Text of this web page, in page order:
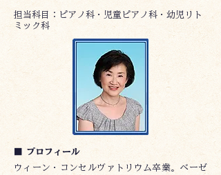
​担当科目：ピアノ科・児童ピアノ科・幼児リト
ミック科
■ プロフィール
ウィーン・コンセルヴァトリウム卒業。ベーゼ